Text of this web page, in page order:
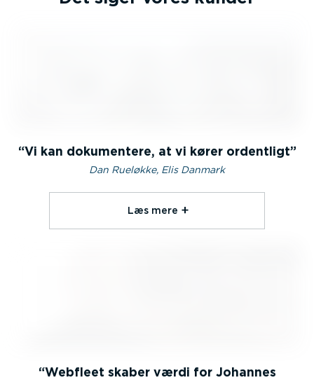
Vi kan dokumentere, at vi kører ordentligt
Dan Rueløkke, Elis Danmark
Læs mere⁠
Webfleet skaber værdi for Johannes